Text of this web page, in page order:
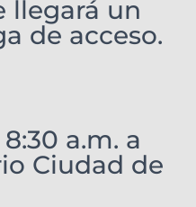
llegará un
de acceso.
a.m. a
Ciudad de